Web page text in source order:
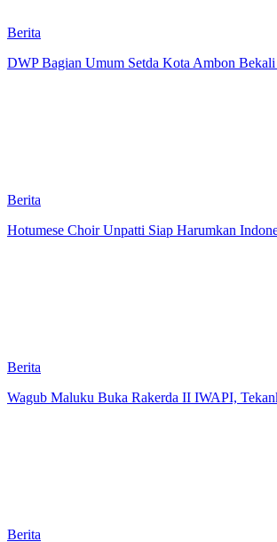
Berita
DWP Bagian Umum Setda Kota Ambon
Berita
Hotumese Choir Unpatti Siap Harumkan
Berita
Wagub Maluku Buka Rakerda II IWAPI,
Berita